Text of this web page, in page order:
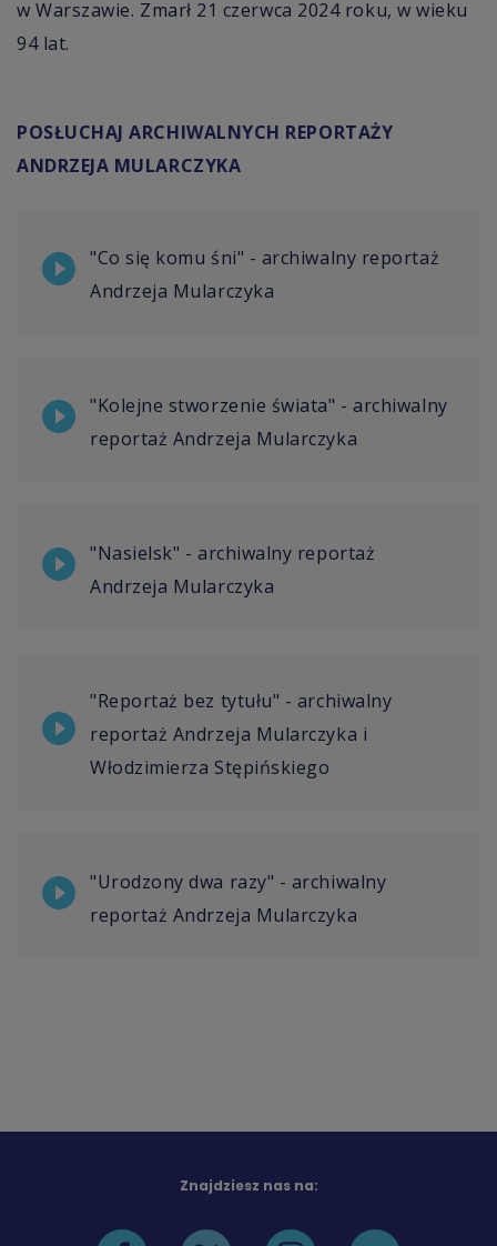
w Warszawie. Zmarł 21 czerwca 2024 roku, w wieku
94 lat.
POSŁUCHAJ ARCHIWALNYCH REPORTAŻY
ANDRZEJA MULARCZYKA
"Co się komu śni" - archiwalny reportaż
Andrzeja Mularczyka
"Kolejne stworzenie świata" - archiwalny
reportaż Andrzeja Mularczyka
"Nasielsk" - archiwalny reportaż
Andrzeja Mularczyka
"Reportaż bez tytułu" - archiwalny
reportaż Andrzeja Mularczyka i
Włodzimierza Stępińskiego
"Urodzony dwa razy" - archiwalny
reportaż Andrzeja Mularczyka
Znajdziesz nas na: